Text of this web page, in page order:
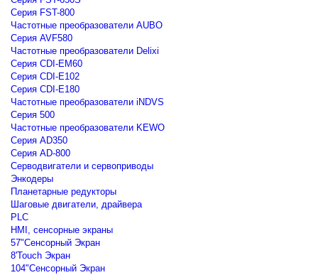
Серия FST-800
Частотные преобразователи AUBO
Серия AVF580
Частотные преобразователи Delixi
Серия CDI-EM60
Серия CDI-E102
Серия CDI-E180
Частотные преобразователи iNDVS
Серия 500
Частотные преобразователи KEWO
Серия AD350
Серия AD-800
Серводвигатели и сервоприводы
Энкодеры
Планетарные редукторы
Шаговые двигатели, драйвера
PLC
HMI, сенсорные экраны
57"Сенсорный Экран
8'Touch Экран
104"Сенсорный Экран